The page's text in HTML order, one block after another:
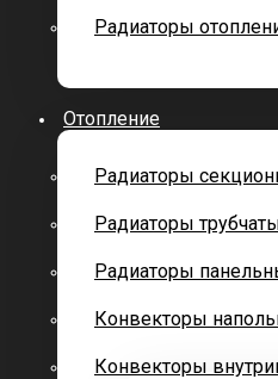
Радиаторы
Отопление
Радиаторы
Радиаторы
Радиаторы
Конвекторы
Конвекторы